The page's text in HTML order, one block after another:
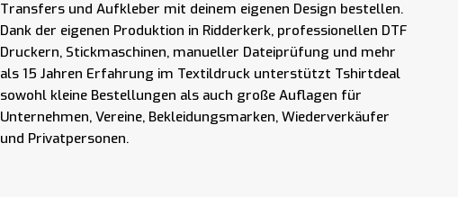
Transfers und Aufkleber mit deinem eigenen Design bestellen.
Dank der eigenen Produktion in Ridderkerk, professionellen DTF
Druckern, Stickmaschinen, manueller Dateiprüfung und mehr
als 15 Jahren Erfahrung im Textildruck unterstützt Tshirtdeal
sowohl kleine Bestellungen als auch große Auflagen für
Unternehmen, Vereine, Bekleidungsmarken, Wiederverkäufer
und Privatpersonen.